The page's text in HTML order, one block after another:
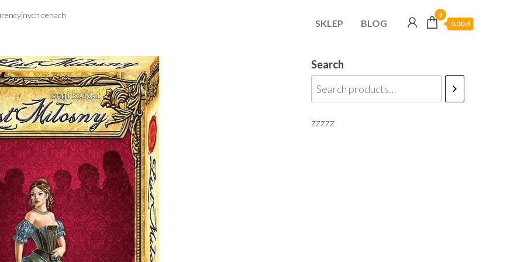
cenach
SKLEP BLOG
0
0.00zł
Search
zzzzz